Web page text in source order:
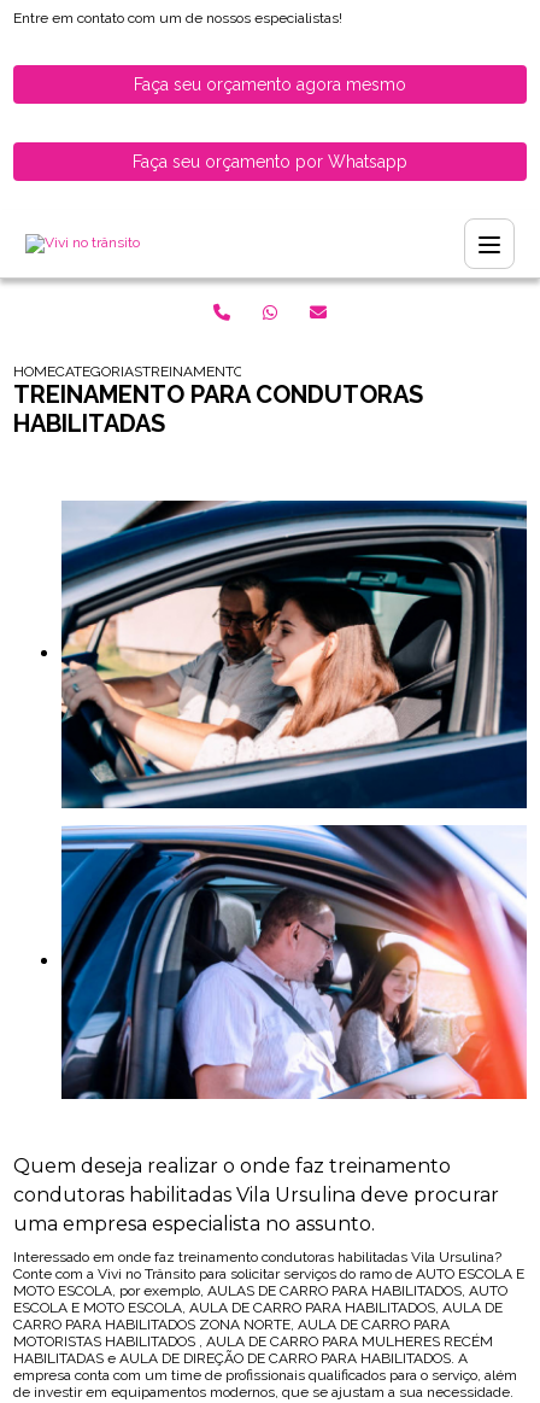
Entre em contato com um de nossos especialistas!
Faça seu orçamento agora mesmo
Faça seu orçamento por Whatsapp
HOMECATEGORIASTREINAMENTO PARA CONDUTORAS HABILITADAS
TREINAMENTO PARA CONDUTORAS
HABILITADAS
Quem deseja realizar o onde faz treinamento
condutoras habilitadas Vila Ursulina deve procurar
uma empresa especialista no assunto.
Interessado em onde faz treinamento condutoras habilitadas Vila Ursulina?
Conte com a Vivi no Trânsito para solicitar serviços do ramo de AUTO ESCOLA E
MOTO ESCOLA, por exemplo, AULAS DE CARRO PARA HABILITADOS, AUTO
ESCOLA E MOTO ESCOLA, AULA DE CARRO PARA HABILITADOS, AULA DE
CARRO PARA HABILITADOS ZONA NORTE, AULA DE CARRO PARA
MOTORISTAS HABILITADOS , AULA DE CARRO PARA MULHERES RECÉM
HABILITADAS e AULA DE DIREÇÃO DE CARRO PARA HABILITADOS. A
empresa conta com um time de profissionais qualificados para o serviço, além
de investir em equipamentos modernos, que se ajustam a sua necessidade.